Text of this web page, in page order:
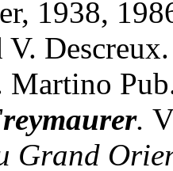
1938,
V.
Martino
.
Grand